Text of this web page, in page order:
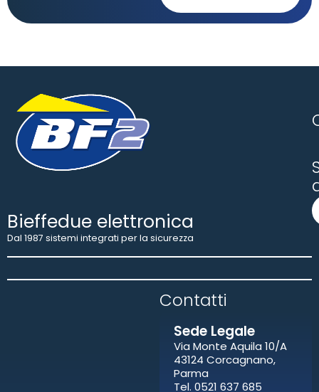
Bieffedue elettronica
Dal 1987 sistemi integrati per la sicurezza
Contatti​
Sede Legale
Via Monte Aquila 10/A
43124 Corcagnano,
Parma
Tel. 0521 637 685